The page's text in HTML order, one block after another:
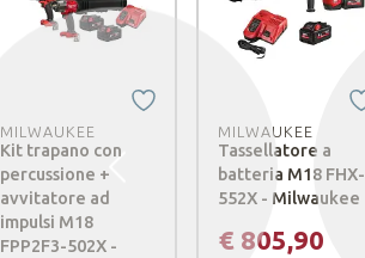
MILWAUKEE
Kit trapano con
percussione +
avvitatore ad
impulsi M18
FPP2F3-502X -
MILWAUKEE
Tassellatore a
batteria M18 FHX-
552X - Milwaukee
€ 805,90